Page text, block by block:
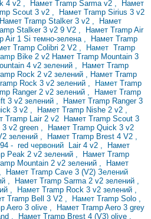
4 v2 , Намет Tramp Sarma v2 ,
Намет
Scout 3 v2 ,
Намет Tramp Sirius 3 v2
Намет Tramp Stalker 3 v2 ,
Намет
Stalker 3 v2 9 V2 ,
Намет Tramp Air
Air 1 Si темно-зелена ,
Намет Tramp
Tramp Colibri 2 V2 , Намет Tramp
Bike 2 v2 Намет Tramp Mountain 3
4 v2 зелений ,
Намет Tramp
Rock 2 v2 зелений , Намет Tramp
Rock 3 v2 зелений , Намет Tramp
Ranger 2 v2 зелений ,
Намет Tramp
3 v2 зелений ,
Намет Tramp Ranger 3
3 v2 , Намет Tramp Nishe 2 v2 ,
Tramp Lair 2 v2
Намет Tramp Scout 3
3 v2 green ,
Намет Tramp Quick 3 v2
зелений , Намет Tramp Brest 4 V2 ,
- red червоний Lair 4 v2 ,
Намет
Peak 2 v2 зелений ,
Намет Tramp
Mountain 2 v2 зелений ,
Намет
, Намет Tramp Cave 3 (V2) Зелений
, Намет Tramp Sarma 2 v2 зелений ,
, Намет Tramp Rock 3 v2 зелений ,
Tramp Bell 3 V2 , Намет Tramp Solo ,
Aero 3 olive ,
Намет Tramp Aero 3 grey
, Намет Tramp Brest 4 (V3) olive ,